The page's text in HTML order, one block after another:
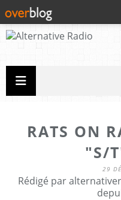
RATS ON
"S/
29
Rédigé par